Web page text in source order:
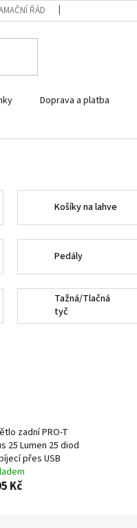
ŘÁD
Doprava a platba
Košíky na lahve
Pedály
Tažná/Tlačná
tyč
zadní PRO-T
25 Lumen 25 diod
přes USB
Kč